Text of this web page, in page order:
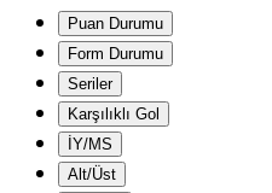
Puan Durumu
Form Durumu
Seriler
Karşılıklı Gol
İY/MS
Alt/Üst